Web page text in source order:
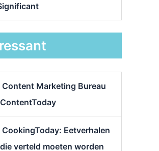
Content Marketing Bureau
ContentToday
CookingToday: Eetverhalen
die verteld moeten worden